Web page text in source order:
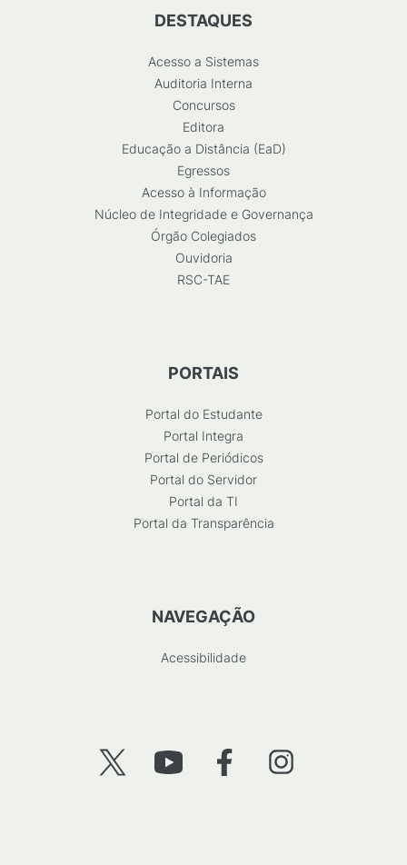
DESTAQUES
Acesso a Sistemas
Auditoria Interna
Concursos
Editora
Educação a Distância (EaD)
Egressos
Acesso à Informação
Núcleo de Integridade e Governança
Órgão Colegiados
Ouvidoria
RSC-TAE
PORTAIS
Portal do Estudante
Portal Integra
Portal de Periódicos
Portal do Servidor
Portal da TI
Portal da Transparência
NAVEGAÇÃO
Acessibilidade